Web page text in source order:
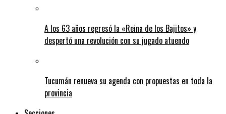
A los 63 años regresó la «Reina de los Bajitos» y
despertó una revolución con su jugado atuendo
Tucumán renueva su agenda con propuestas en toda la
provincia